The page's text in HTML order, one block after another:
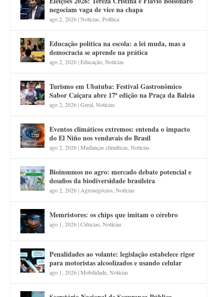
negociam vaga de vice na chapa
ago 2, 2026|Notícias ,Política
Educação política na escola: a lei muda, mas a
democracia se aprende na prática
ago 2, 2026|Educação ,Notícias
Turismo em Ubatuba: Festival Gastronômico
Sabor Caiçara abre 17ª edição na Praça da Baleia
ago 2, 2026|Geral ,Notícias
Eventos climáticos extremos: entenda o impacto
do El Niño nos vendavais do Brasil
ago 2, 2026|Mudanças climáticas ,Notícias
Bioinsumos no agro: mercado debate potencial e
desafios da biodiversidade brasileira
ago 2, 2026| Agronegócios ,Notícias
Memristores: os chips que imitam o cérebro
ago 1, 2026|Ciências ,Notícias
Penalidades ao volante: legislação estabelece rigor
para motoristas alcoolizados e usando celular
ago 1, 2026|Mobilidade ,Notícias